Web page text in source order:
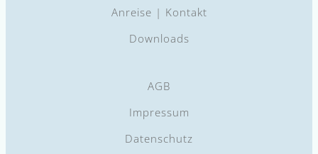
Anreise | Kontakt
Downloads
AGB
Impressum
Datenschutz